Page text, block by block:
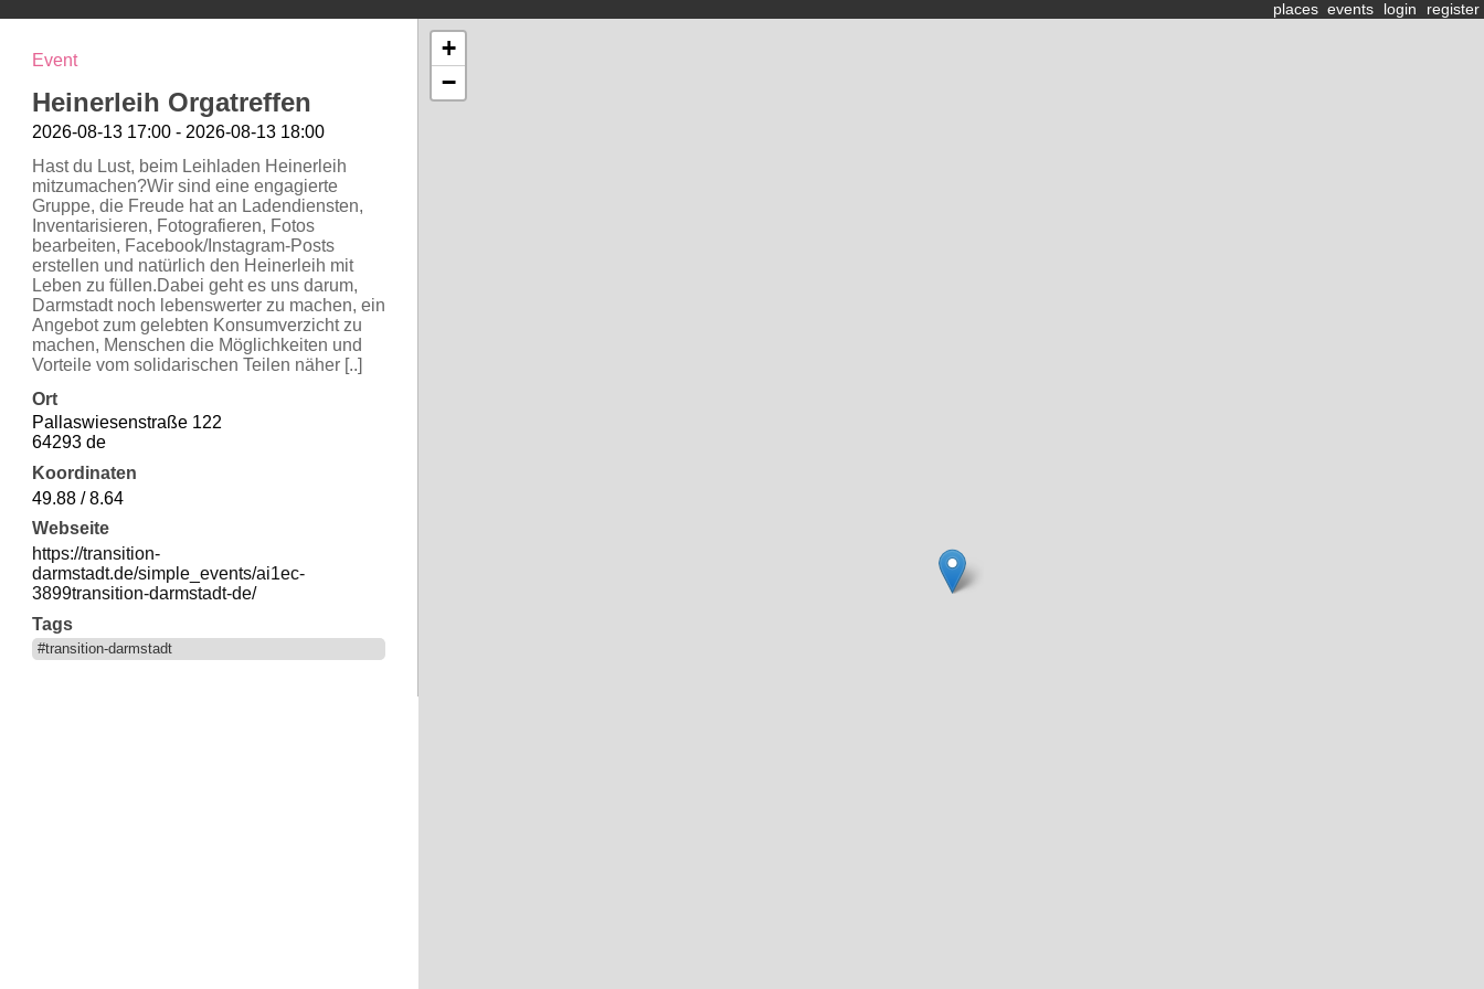
places events login register
Event
Heinerleih Orgatreffen
2026-08-13 17:00 - 2026-08-13 18:00
Hast du Lust, beim Leihladen Heinerleih
mitzumachen?Wir sind eine engagierte
Gruppe, die Freude hat an Ladendiensten,
Inventarisieren, Fotografieren, Fotos
bearbeiten, Facebook/Instagram-Posts
erstellen und natürlich den Heinerleih mit
Leben zu füllen.Dabei geht es uns darum,
Darmstadt noch lebenswerter zu machen, ein
Angebot zum gelebten Konsumverzicht zu
machen, Menschen die Möglichkeiten und
Vorteile vom solidarischen Teilen näher [..]
Ort
Pallaswiesenstraße 122
64293 de
Koordinaten
49.88 / 8.64
Webseite
https://transition-
darmstadt.de/simple_events/ai1ec-
3899transition-darmstadt-de/
Tags
#transition-darmstadt
+
−